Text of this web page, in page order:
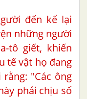
đến kể lại
những người
tô giết, khiến
tế vật họ đang
"Các ông
phải chịu số